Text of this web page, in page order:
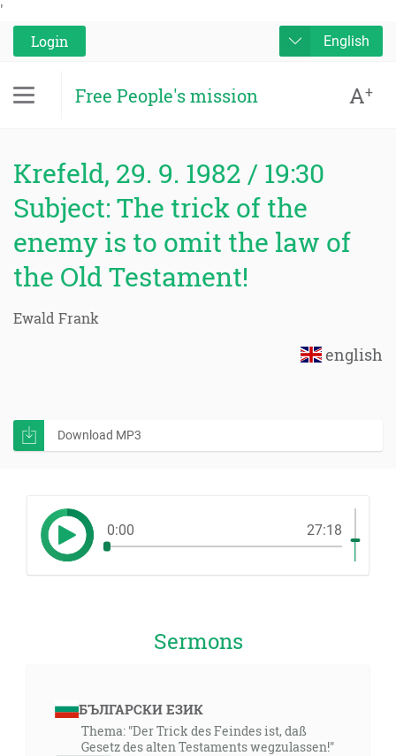
'
Login
English
Free People's mission A+
Krefeld, 29. 9. 1982 / 19:30
Subject: The trick of the
enemy is to omit the law of
the Old Testament!
Ewald Frank
english
Download MP3
0:00 27:18
Sermons
БЪЛГАРСКИ ЕЗИК
Thema: "Der Trick des Feindes ist, daß
Gesetz des alten Testaments wegzulassen!"